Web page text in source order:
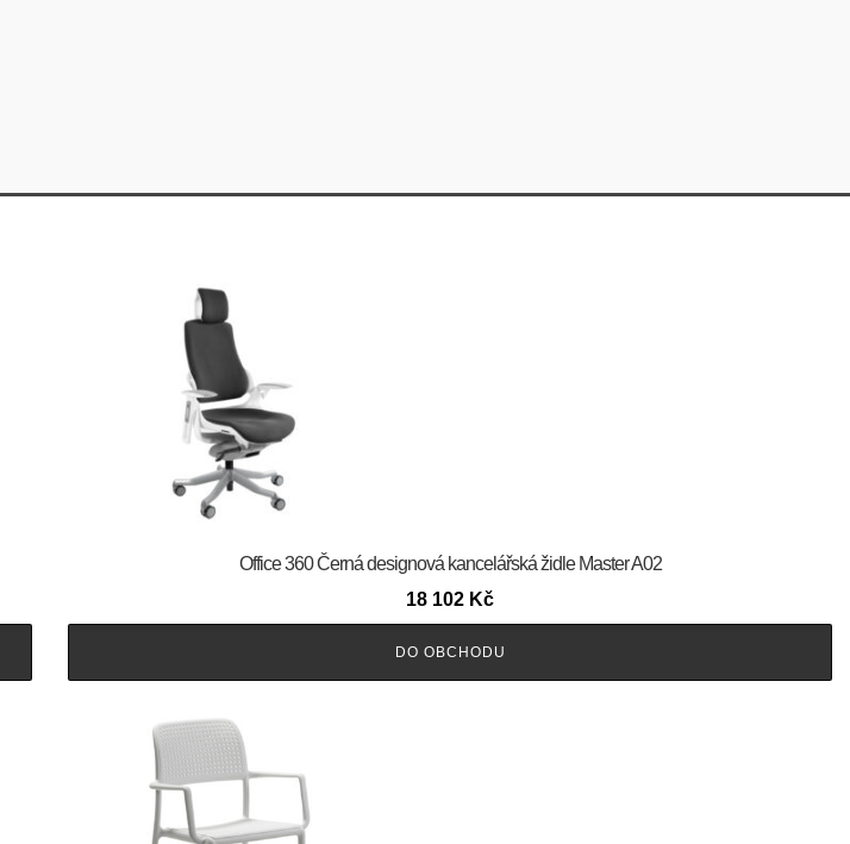
Office 360 Černá designová kancelářská židle Master A02
18 102 Kč
DO OBCHODU